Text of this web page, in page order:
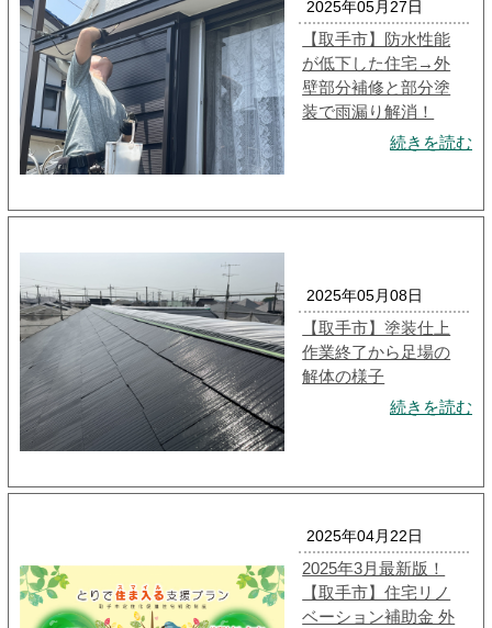
2025年05月27日
【取手市】防水性能
が低下した住宅→外
壁部分補修と部分塗
装で雨漏り解消！
続きを読む
2025年05月08日
【取手市】塗装仕上
作業終了から足場の
解体の様子
続きを読む
2025年04月22日
2025年3月最新版！
【取手市】住宅リノ
ベーション補助金 外